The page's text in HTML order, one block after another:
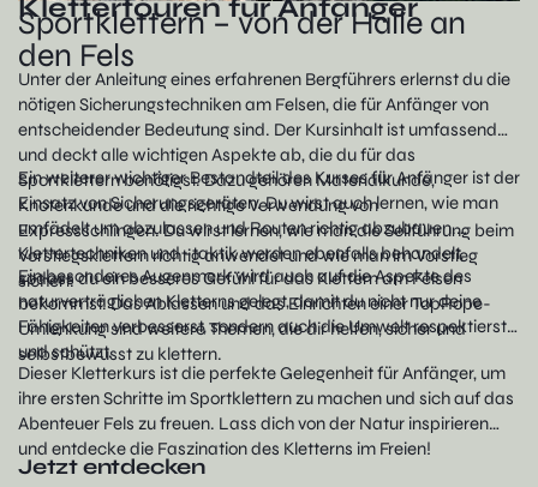
Klettertouren für Anfänger
Sportklettern – von der Halle an
den Fels
Unter der Anleitung eines erfahrenen Bergführers erlernst du die
nötigen Sicherungstechniken am Felsen, die für Anfänger von
entscheidender Bedeutung sind. Der Kursinhalt ist umfassend
und deckt alle wichtigen Aspekte ab, die du für das
Sportklettern benötigst. Dazu gehören Materialkunde,
Knotenkunde und die richtige Verwendung von
Expressschlingen. Du wirst lernen, wie man die Seilführung beim
Vorstiegsklettern richtig anwendet und wie man im Vorstieg
sichert.
Ein weiterer wichtiger Bestandteil des Kurses für Anfänger ist der
Einsatz von Sicherungsgeräten. Du wirst auch lernen, wie man
umfädelt um abzulassen und Routen richtig abzubauen.
Klettertechniken und -taktik werden ebenfalls behandelt,
sodass du ein besseres Gefühl für das Klettern am Felsen
bekommst. Das Ablassen und das Einrichten einer TopRope-
Umlenkung sind weitere Themen, die dir helfen, sicher und
selbstbewusst zu klettern.
Ein besonderes Augenmerk wird auch auf die Aspekte des
naturverträglichen Kletterns gelegt, damit du nicht nur deine
Fähigkeiten verbesserst, sondern auch die Umwelt respektierst
und schützt.
Dieser Kletterkurs ist die perfekte Gelegenheit für Anfänger, um
ihre ersten Schritte im Sportklettern zu machen und sich auf das
Abenteuer Fels zu freuen. Lass dich von der Natur inspirieren
und entdecke die Faszination des Kletterns im Freien!
Jetzt entdecken